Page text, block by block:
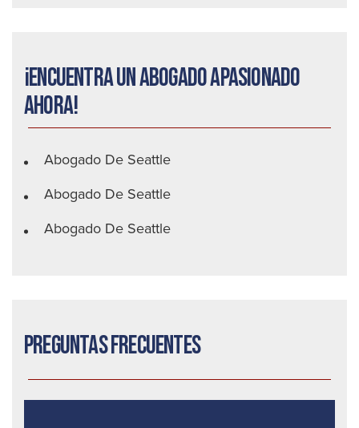
¡Encuentra un abogado apasionado
ahora!
Abogado De Seattle
Abogado De Seattle
Abogado De Seattle
Preguntas frecuentes